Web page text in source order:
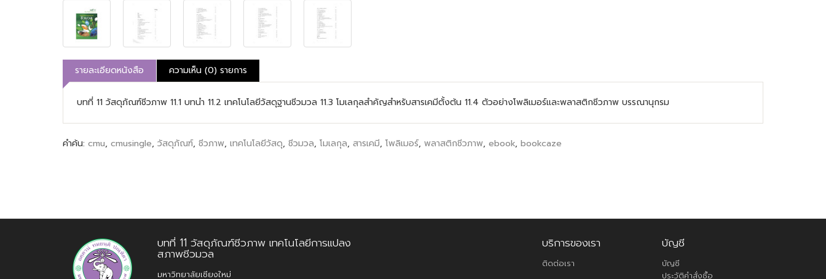
รายละเอียดหนังสือ ความเห็น (0) รายการ
บทที่ 11 วัสดุภัณฑ์ชีวภาพ 11.1 บทนํา 11.2 เทคโนโลยีวัสดุฐานชีวมวล 11.3 โมเลกุลสำคัญสำหรับสารเคมีตั้งต้น 11.4 ตัวอย่างโพลิเมอร์และพลาสติกชีวภาพ บรรณานุกรม
คำค้น: cmu, cmusingle, วัสดุภัณฑ์, ชีวภาพ, เทคโนโลยีวัสดุ, ชีวมวล, โมเลกุล, สารเคมี, โพลิเมอร์, พลาสติกชีวภาพ, ebook, bookcaze
บทที่ 11 วัสดุภัณฑ์ชีวภาพ เทคโนโลยีการแปลง
สภาพชีวมวล
มหาวิทยาลัยเชียงใหม่
บริการของเรา
ติดต่อเรา
บัญชี
บัญชี
ประวัติคำสั่งซื้อ